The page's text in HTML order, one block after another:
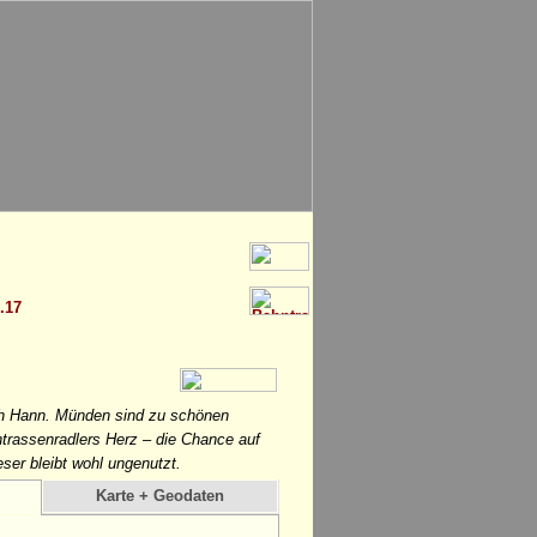
Hann. Münden sind zu schönen
Herz – die Chance auf
bleibt wohl ungenutzt.
Karte + Geodaten